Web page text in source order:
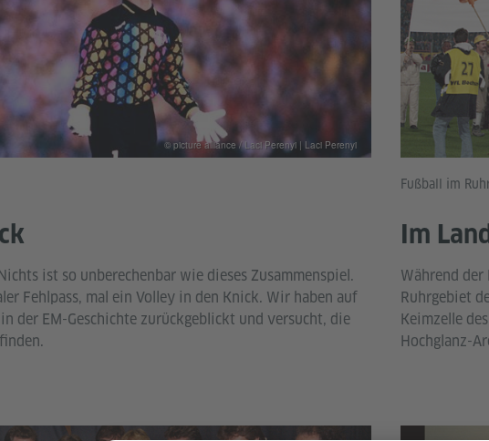
ist so unberechenbar wie dieses Zusammenspiel.
Fehlpass, mal ein Volley in den Knick. Wir haben auf
der EM-Geschichte zurückgeblickt und versucht, die
© picture alliance / Laci Perenyi | Laci Perenyi
Fußball im
Im
Während
Ruhrgebiet
Keimzelle
Hochglanz-